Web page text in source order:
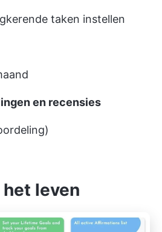
taken instellen
en recensies
het leven